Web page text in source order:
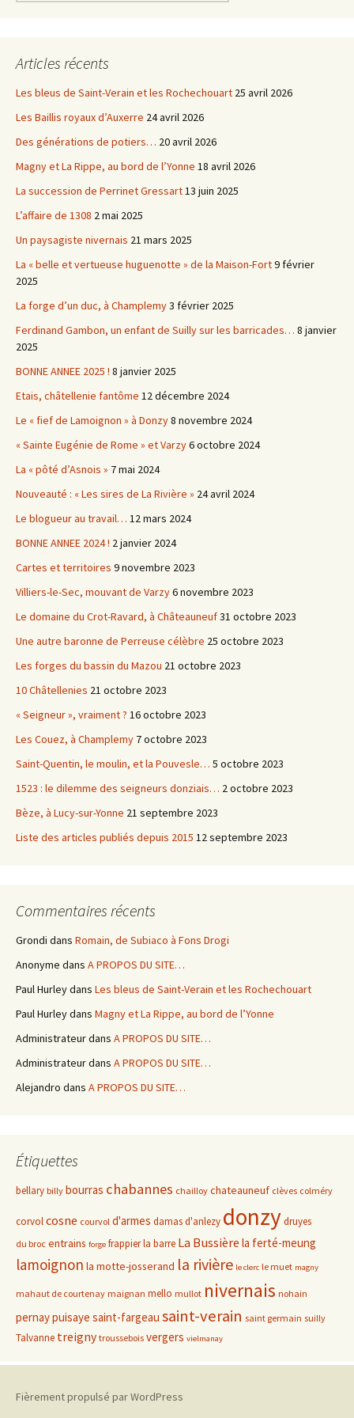
Articles récents
Les bleus de Saint-Verain et les Rochechouart 25 avril 2026
Les Baillis royaux d’Auxerre 24 avril 2026
Des générations de potiers… 20 avril 2026
Magny et La Rippe, au bord de l’Yonne 18 avril 2026
La succession de Perrinet Gressart13 juin 2025
L’affaire de 1308 2 mai 2025
Un paysagiste nivernais 21 mars 2025
La « belle et vertueuse huguenotte » de la Maison-Fort9 février
2025
La forge d’un duc, à Champlemy3 février 2025
Ferdinand Gambon, un enfant de Suilly sur les barricades… 8 janvier
2025
BONNE ANNEE 2025 ! 8 janvier 2025
Etais, châtellenie fantôme 12 décembre 2024
Le « fief de Lamoignon » à Donzy8 novembre 2024
« Sainte Eugénie de Rome » et Varzy6 octobre 2024
La « pôté d’Asnois » 7 mai 2024
Nouveauté : « Les sires de La Rivière » 24 avril 2024
Le blogueur au travail… 12 mars 2024
BONNE ANNEE 2024 ! 2 janvier 2024
Cartes et territoires 9 novembre 2023
Villiers-le-Sec, mouvant de Varzy6 novembre 2023
Le domaine du Crot-Ravard, à Châteauneuf31 octobre 2023
Une autre baronne de Perreuse célèbre 25 octobre 2023
Les forges du bassin du Mazou 21 octobre 2023
10 Châtellenies 21 octobre 2023
« Seigneur », vraiment ? 16 octobre 2023
Les Couez, à Champlemy 7 octobre 2023
Saint-Quentin, le moulin, et la Pouvesle… 5 octobre 2023
1523 : le dilemme des seigneurs donziais… 2 octobre 2023
Bèze, à Lucy-sur-Yonne 21 septembre 2023
Liste des articles publiés depuis 2015 12 septembre 2023
Commentaires récents
Grondi dans Romain, de Subiaco à Fons Drogi
Anonyme dans A PROPOS DU SITE…
Paul Hurleydans Les bleus de Saint-Verain et les Rochechouart
Paul Hurleydans Magny et La Rippe, au bord de l’Yonne
Administrateurdans A PROPOS DU SITE…
Administrateurdans A PROPOS DU SITE…
Alejandro dans A PROPOS DU SITE…
Étiquettes
bellary billy bourras chabannes chailloy chateauneuf clèves colméry
corvolcosne courvol d'armes damas d'anlezy donzydruyes
du broc entrains forge frappierla barre La Bussière la ferté-meung
lamoignon la motte-josserand la rivière le clerc le muet magny
mahaut de courtenay maignan mello mullot nivernais nohain
pernaypuisaye saint-fargeau saint-verain saint germain suilly
Talvanne treigny troussebois vergers vielmanay
Fièrement propulsé par WordPress